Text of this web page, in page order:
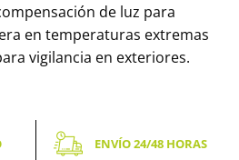
de luz para
en temperaturas extremas
vigilancia en exteriores.
ENVÍO 24/48 HORAS